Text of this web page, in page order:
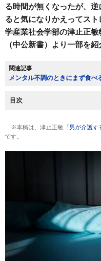
る時間が無くなったが、
ると気になりかえってス
学産業社会学部の津止正敏
（中公新書）より一部を
関連記事
メンタル不調のときにまず食
目次
※本稿は、津止正敏『男が介護す
です。